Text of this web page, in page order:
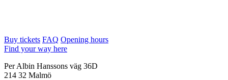
Buy tickets FAQ Opening hours
Find your way here
Per Albin Hanssons väg 36D
214 32 Malmö